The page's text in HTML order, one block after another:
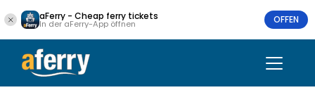
aFerry - Cheap ferry tickets
In der aFerry-App öffnen OFFEN